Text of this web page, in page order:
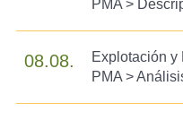
PMA >
08.08.
Explotación y
PMA >